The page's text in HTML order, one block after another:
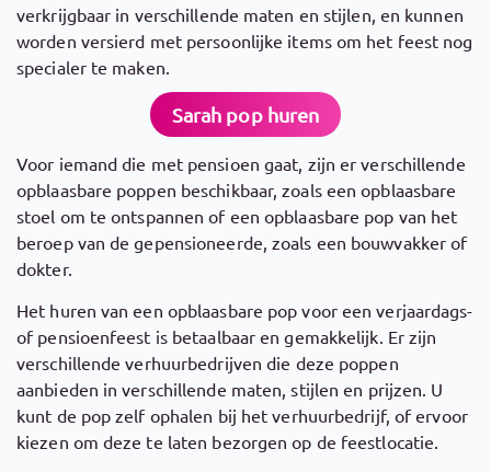
verkrijgbaar in verschillende maten en stijlen, en kunnen
worden versierd met persoonlijke items om het feest nog
specialer te maken.
Sarah pop huren
Voor iemand die met pensioen gaat, zijn er verschillende
opblaasbare poppen beschikbaar, zoals een opblaasbare
stoel om te ontspannen of een opblaasbare pop van het
beroep van de gepensioneerde, zoals een bouwvakker of
dokter.
Het huren van een opblaasbare pop voor een verjaardags-
of pensioenfeest is betaalbaar en gemakkelijk. Er zijn
verschillende verhuurbedrijven die deze poppen
aanbieden in verschillende maten, stijlen en prijzen. U
kunt de pop zelf ophalen bij het verhuurbedrijf, of ervoor
kiezen om deze te laten bezorgen op de feestlocatie.